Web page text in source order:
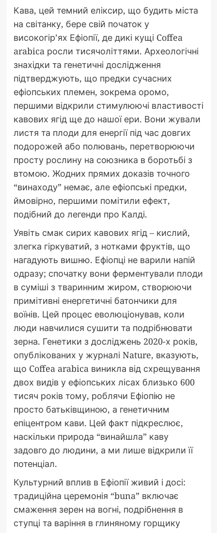
Кава, цей темний еліксир, що будить міста
на світанку, бере свій початок у
високогір’ях Ефіопії, де дикі кущі Coffea
arabica росли тисячоліттями. Археологічні
знахідки та генетичні дослідження
підтверджують, що предки сучасних
ефіопських племен, зокрема оромо,
першими відкрили стимулюючі властивості
кавових ягід ще до нашої ери. Вони жували
листя та плоди для енергії під час довгих
подорожей або полювань, перетворюючи
просту рослину на союзника в боротьбі з
втомою. Жодних прямих доказів точного
“винаходу” немає, але ефіопські предки,
ймовірно, першими помітили ефект,
подібний до легенди про Калді.
Уявіть смак сирих кавових ягід – кислий,
злегка гіркуватий, з нотками фруктів, що
нагадують вишню. Ефіопці не варили напій
одразу; спочатку вони ферментували плоди
в суміші з тваринним жиром, створюючи
примітивні енергетичні батончики для
воїнів. Цей процес еволюціонував, коли
люди навчилися сушити та подрібнювати
зерна. Генетики з досліджень 2020-х років,
опублікованих у журналі Nature, вказують,
що Coffea arabica виникла від схрещування
двох видів у ефіопських лісах близько 600
тисяч років тому, роблячи Ефіопію не
просто батьківщиною, а генетичним
епіцентром кави. Цей факт підкреслює,
наскільки природа “винайшла” каву
задовго до людини, а ми лише відкрили її
потенціал.
Культурний вплив в Ефіопії живий і досі:
традиційна церемонія “buna” включає
смаження зерен на вогні, подрібнення в
ступці та варіння в глиняному горщику